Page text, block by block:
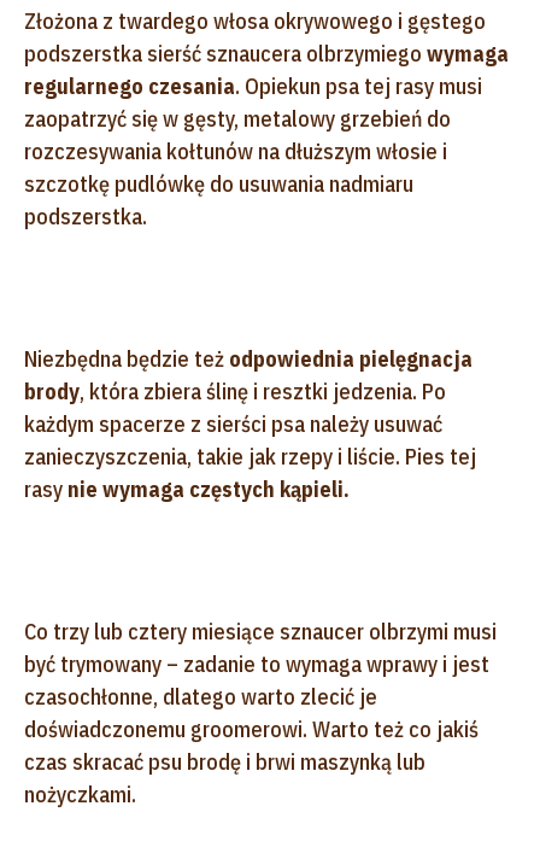
Złożona z twardego włosa okrywowego i gęstego
podszerstka sierść sznaucera olbrzymiego wymaga
regularnego czesania. Opiekun psa tej rasy musi
zaopatrzyć się w gęsty, metalowy grzebień do
rozczesywania kołtunów na dłuższym włosie i
szczotkę pudlówkę do usuwania nadmiaru
podszerstka.
Niezbędna będzie też odpowiednia pielęgnacja
brody, która zbiera ślinę i resztki jedzenia. Po
każdym spacerze z sierści psa należy usuwać
zanieczyszczenia, takie jak rzepy i liście. Pies tej
rasy nie wymaga częstych kąpieli.
Co trzy lub cztery miesiące sznaucer olbrzymi musi
być trymowany – zadanie to wymaga wprawy i jest
czasochłonne, dlatego warto zlecić je
doświadczonemu groomerowi. Warto też co jakiś
czas skracać psu brodę i brwi maszynką lub
nożyczkami.